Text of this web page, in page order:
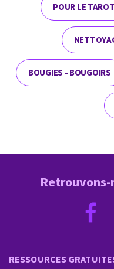
POUR LE TAROT
BOUGIES - BOUGOIRS
RESSOURCES
Retrouvons-